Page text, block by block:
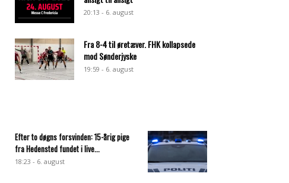
20:13 - 6. august
Fra 8-4 til øretæver. FHK kollapsede
mod Sønderjyske
19:59 - 6. august
Efter to døgns forsvinden: 15-årig pige
fra Hedensted fundet i live...
18:23 - 6. august